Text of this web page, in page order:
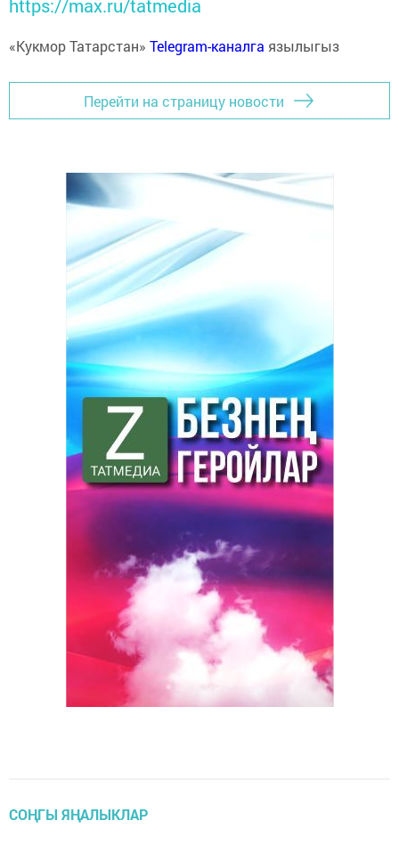
https://max.ru/tatmedia
«Кукмор Татарстан» Telegram-каналга язылыгыз
Перейти на страницу новости
СОҢГЫ ЯҢАЛЫКЛАР